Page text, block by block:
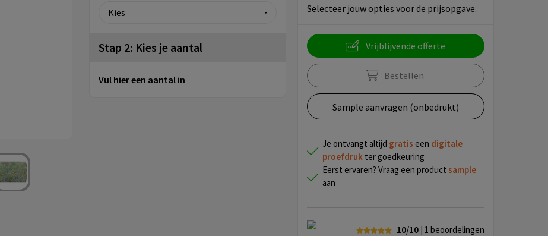
Stap 2: Kies je aantal
Vul hier een aantal in
Selecteer jouw opties voor de prijsopgave.
Vrijblijvende offerte
Bestellen
Sample aanvragen (onbedrukt)
Je ontvangt altijd gratis een digitale
proefdrukter goedkeuring
Eerst ervaren? Vraag een product sample
aan
10/10 | 1 beoordelingen